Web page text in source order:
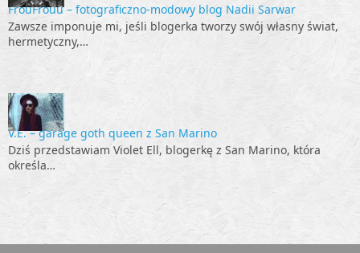
FrouFrouu – fotograficzno-modowy blog Nadii Sarwar
Zawsze imponuje mi, jeśli blogerka tworzy swój własny świat,
hermetyczny,…
V.E. – garage goth queen z San Marino
Dziś przedstawiam Violet Ell, blogerkę z San Marino, która
określa…